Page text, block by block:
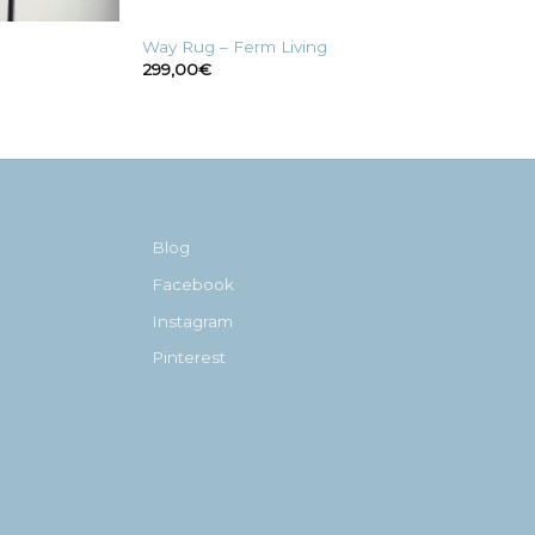
Way Rug – Ferm Living
299,00€
Blog
Facebook
Instagram
Pinterest